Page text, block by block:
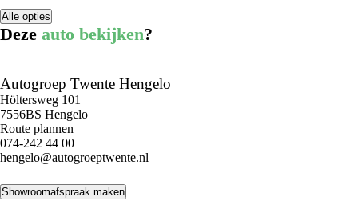
Alle opties
Deze auto bekijken?
Autogroep Twente Hengelo
Höltersweg 101
7556BS Hengelo
Route plannen
074-242 44 00
hengelo@autogroeptwente.nl
Showroomafspraak maken